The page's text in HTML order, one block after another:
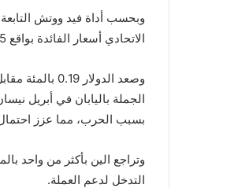
الاتحادي أسعار الفائدة بواقع 25 نقطة أساس في ديسمبر كانون الأول، مقارنة باحتمال 14.3 بالمئة قبل أسبوع.
⁠الجملة باليابان في أبريل
بسبب الحرب، مما عزز
التدخل لدعم العملة.